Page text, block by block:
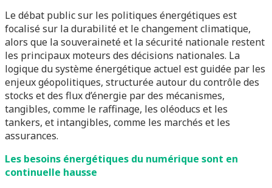
Le débat public sur les politiques énergétiques est
focalisé sur la durabilité et le changement climatique,
alors que la souveraineté et la sécurité nationale restent
les principaux moteurs des décisions nationales. La
logique du système énergétique actuel est guidée par les
enjeux géopolitiques, structurée autour du contrôle des
stocks et des flux d’énergie par des mécanismes,
tangibles, comme le raffinage, les oléoducs et les
tankers, et intangibles, comme les marchés et les
assurances.
Les besoins énergétiques du numérique sont en
continuelle hausse